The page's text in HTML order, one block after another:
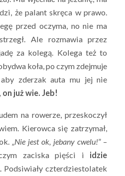
że palant skręca w prawo.
przed oczyma, no nie ma
Ale rozmawia przez
za kolegą. Kolega też to
koła, po czym zdejmuje
aby zderzak auta mu jej nie
już wie. Jeb!
na rowerze, przeskoczył
Kierowca się zatrzymał,
„ Nie jest ok, jebany cwelu!” –
zaciska pięści i idzie
. Podsiwiały czterdziestolatek